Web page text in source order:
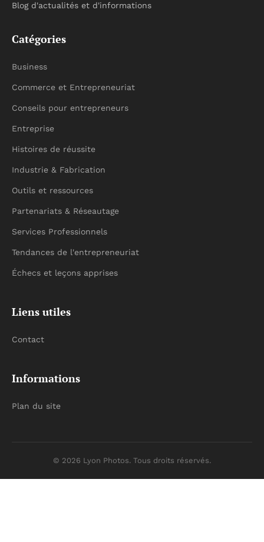
Blog d'actualités et d'informations
Catégories
Business
Commerce et Entrepreneuriat
Conseils pour entrepreneurs
Entreprise
Histoires de réussite
Industrie & Fabrication
Outils et ressources
Partenariats & Réseautage
Services Professionnels
Tendances de l'entrepreneuriat
Échecs et leçons apprises
Liens utiles
Contact
Informations
Plan du site
© 2026 Lyon Photos. Tous droits réservés.